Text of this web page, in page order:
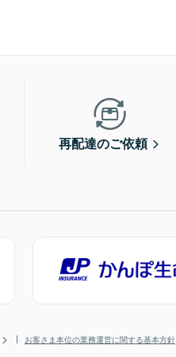
再配達のご依頼
お客さま本位の業務運営に関する基本方針